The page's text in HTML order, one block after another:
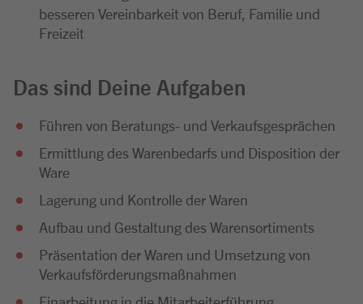
besseren Vereinbarkeit von Beruf, Familie und
Freizeit
Das sind Deine Aufgaben
Führen von Beratungs- und Verkaufsgesprächen
Ermittlung des Warenbedarfs und Disposition der
Ware
Lagerung und Kontrolle der Waren
Aufbau und Gestaltung des Warensortiments
Präsentation der Waren und Umsetzung von
Verkaufsförderungsmaßnahmen